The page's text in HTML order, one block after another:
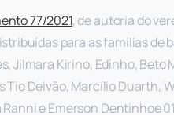
77/2021, de autoria do
para as famílias de
Jilmara Kirino, Edinho, Beto
Deivão, Marcílio Duarth,
Ranni e Emerson Dentinhoe